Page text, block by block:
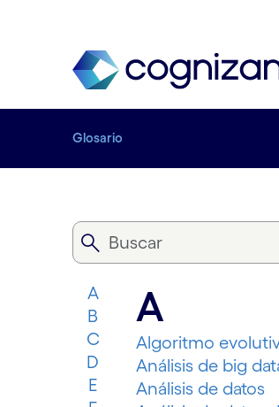
Glosario
A
B
C
D
E
A
Algoritmo
Análisis de big
Análisis de datos